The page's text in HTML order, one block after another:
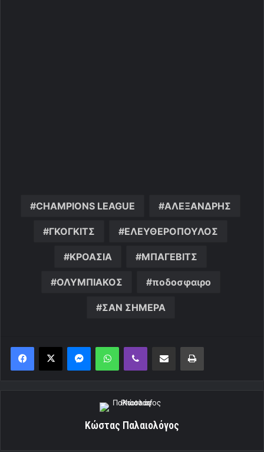
CHAMPIONS LEAGUE ΑΛΕΞΑΝΔΡΗΣ
ΓΚΟΓΚΙΤΣ ΕΛΕΥΘΕΡΟΠΟΥΛΟΣ
ΚΡΟΑΣΙΑ ΜΠΑΓΕΒΙΤΣ
ΟΛΥΜΠΙΑΚΟΣ ποδοσφαιρο
ΣΑΝ ΣΗΜΕΡΑ
MessengerWhatsAppViber Κοινοποίηση μέσω ηλεκτρονικού ταχυδρομείουΕκτύπωση
Κώστας Παλαιολόγος